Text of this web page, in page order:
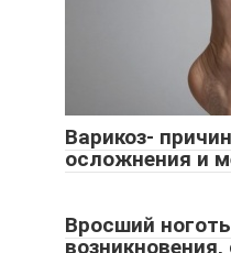
Варикоз-
осложнения и
Вросший